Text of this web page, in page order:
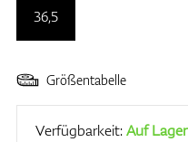
36,5
Größentabelle
Verfügbarkeit:Auf Lager